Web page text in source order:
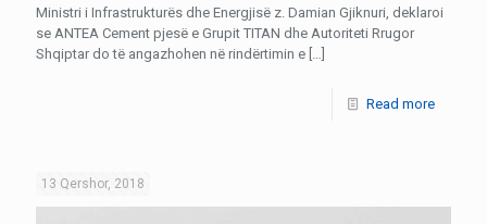
Ministri i Infrastrukturës dhe Energjisë z. Damian Gjiknuri, deklaroi
se ANTEA Cement pjesë e Grupit TITAN dhe Autoriteti Rrugor
Shqiptar do të angazhohen në rindërtimin e […]
Read more
13 Qershor, 2018